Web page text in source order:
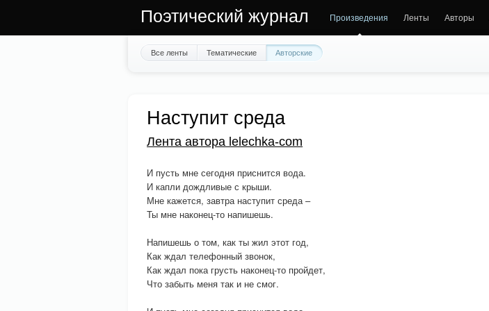
Поэтический журнал Произведения Ленты Авторы
Все ленты Тематические Авторские
Наступит среда
Лента автора lelechka-com
И пусть мне сегодня приснится вода.
И капли дождливые с крыши.
Мне кажется, завтра наступит среда –
Ты мне наконец-то напишешь.
Напишешь о том, как ты жил этот год,
Как ждал телефонный звонок,
Как ждал пока грусть наконец-то пройдет,
Что забыть меня так и не смог.